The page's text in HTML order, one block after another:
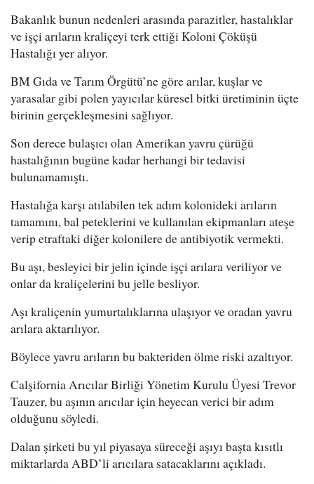
Bakanlık bunun nedenleri arasında parazitler, hastalıklar
ve işçi arıların kraliçeyi terk ettiği Koloni Çöküşü
Hastalığı yer alıyor.
BM Gıda ve Tarım Örgütü’ne göre arılar, kuşlar ve
yarasalar gibi polen yayıcılar küresel bitki üretiminin üçte
birinin gerçekleşmesini sağlıyor.
Son derece bulaşıcı olan Amerikan yavru çürüğü
hastalığının bugüne kadar herhangi bir tedavisi
bulunamamıştı.
Hastalığa karşı atılabilen tek adım kolonideki arıların
tamamını, bal peteklerini ve kullanılan ekipmanları ateşe
verip etraftaki diğer kolonilere de antibiyotik vermekti.
Bu aşı, besleyici bir jelin içinde işçi arılara veriliyor ve
onlar da kraliçelerini bu jelle besliyor.
Aşı kraliçenin yumurtalıklarına ulaşıyor ve oradan yavru
arılara aktarılıyor.
Böylece yavru arıların bu bakteriden ölme riski azaltıyor.
Calşifornia Arıcılar Birliği Yönetim Kurulu Üyesi Trevor
Tauzer, bu aşının arıcılar için heyecan verici bir adım
olduğunu söyledi.
Dalan şirketi bu yıl piyasaya süreceği aşıyı başta kısıtlı
miktarlarda ABD’li arıcılara satacaklarını açıkladı.